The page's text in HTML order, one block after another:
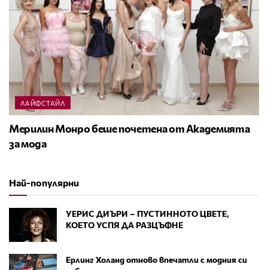
ЛАЙФСТАЙЛ
Мерилин Монро беше почетена от Академията
за мода
Най-популярни
УЕРИС ДИЪРИ – ПУСТИННОТО ЦВЕТЕ,
КОЕТО УСПЯ ДА РАЗЦЪФНЕ
Ерлинг Холанд отново впечатли с модния си